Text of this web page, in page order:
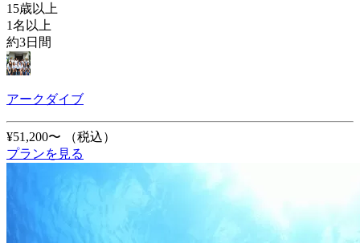
15歳以上
1名以上
約3日間
アークダイブ
¥51,200〜
（税込）
プランを見る